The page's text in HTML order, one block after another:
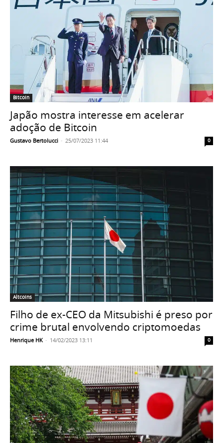
Bitcoin
Japão mostra interesse em acelerar
adoção de Bitcoin
Gustavo Bertolucci - 25/07/2023 11:44 0
Altcoins
Filho de ex-CEO da Mitsubishi é preso por
crime brutal envolvendo criptomoedas
Henrique HK - 14/02/2023 13:11 0